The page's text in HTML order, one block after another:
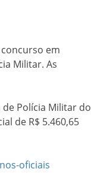
em
Militar. As
Polícia Militar do
de R$ 5.460,65
oficiais